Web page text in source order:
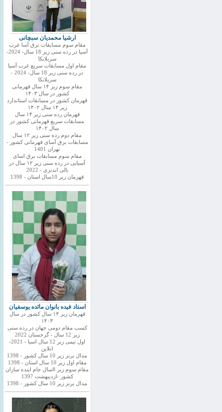
ارشیا محمدیان سبچانی
مقام سوم مسابقات برق آسا غرب
آسیا در رده سنی زیر 18 سال- 2024-
سریلانکا
مقام اول مسابقات سریع غرب آسیا
در رده سنی زیر 18 سال- 2024 -
سریلانکا
مقام سوم زیر ۱۴ سال قهرمانی
کشور در سال ۱۴۰۳
قهرمان کشور در مسابقات استاندارد
زیر ۱۴ سال ۱۴۰۲
قهرمان رده سنی زیر ۱۴ سال
مسابقات سریع قهرمانی کشور در
سال ۱۴۰۲
مقام دوم رده سنی زیر ۱۲ سال
مسابقات برق آسای قهرمانی کشور -
تهران 1401
مقام سوم مسابقات برق اسای
آسیایی در رده سنی زیر ۱۲ سال در
بالی اندنزی - 2022
قهرمان زیر 10سال استان - 1398
استاد فیده بانوان مائده یوسفیان
قهرمان زیر ۱۴ سال کشور در سال
۱۴۰۳
کسب مقام دومی جهان در رده سنی
زیر 12 سال - گرجستان 2022
اول تیمی زیر 12 سال اسیا - 2021-
انلاین
مدال برنز زیر 10 سال کشور - 1398
مقام اول زیر 10 سال استان - 1398
مقام سوم زیر 8سال جام اینده سازان
کشور -اردیبهشت 1397
مدال برنز زیر 10 سال کشور - 1398